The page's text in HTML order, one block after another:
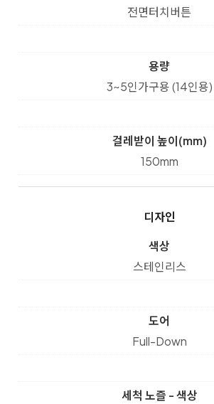
전면터치버튼
용량
3~5인가구용 (14인용)
걸레받이 높이(mm)
150mm
디자인
색상
스테인리스
도어
Full-Down
세척 노즐 - 색상